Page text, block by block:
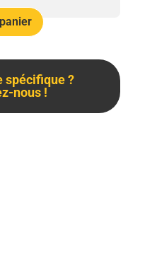
spécifique ?
nous !